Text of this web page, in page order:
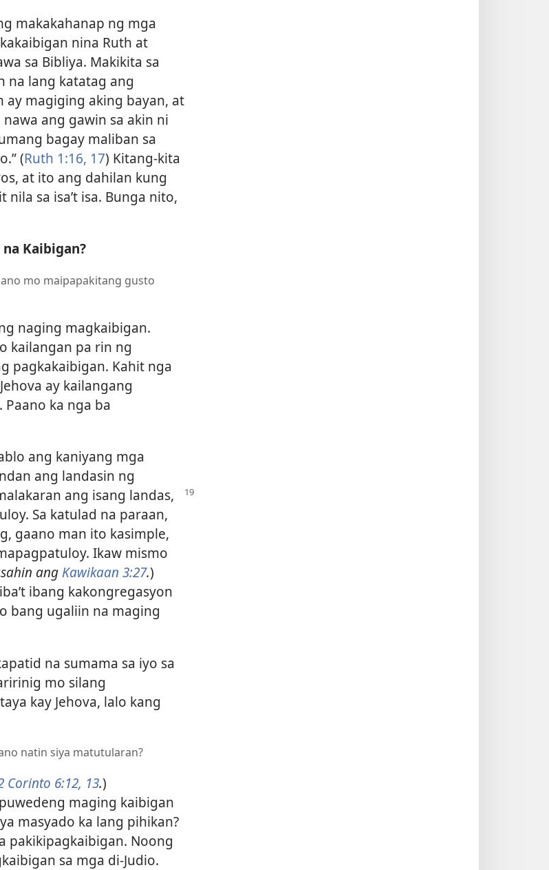
makakahanap ng mga
nina Ruth at
sa Bibliya. Makikita sa
na lang katatag ang
ay magiging aking bayan, at
ang gawin sa akin ni
bagay maliban sa
(Ruth 1:16, 17) Kitang-kita
at ito ang dahilan kung
sa isa’t isa. Bunga nito,
Kaibigan?
mo maipapakitang gusto
naging magkaibigan.
kailangan pa rin ng
pagkakaibigan. Kahit nga
ay kailangang
Paano ka nga ba
ang kaniyang mga
ang landasin ng
ang isang landas,
Sa katulad na paraan,
gaano man ito kasimple,
Ikaw mismo
ang Kawikaan 3:27.)
ibang kakongregasyon
bang ugaliin na maging
na sumama sa iyo sa
mo silang
kay Jehova, lalo kang
natin siya matutularan?
Corinto 6:12, 13.)
maging kaibigan
masyado ka lang pihikan?
pakikipagkaibigan. Noong
sa mga di-Judio.